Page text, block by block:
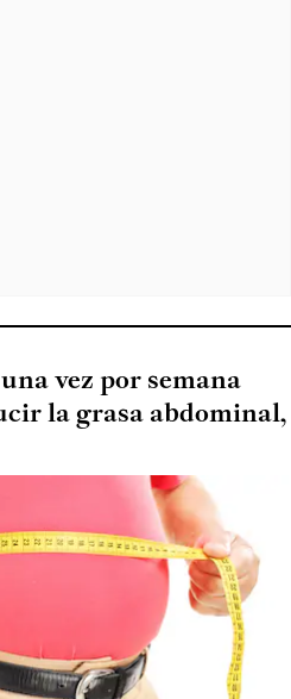
vez por semana
la grasa abdominal,